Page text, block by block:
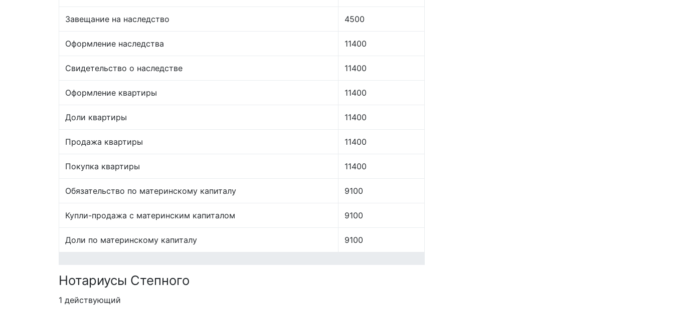
Завещание на наследство 4500
Оформление наследства 11400
Свидетельство о наследстве 11400
Оформление квартиры 11400
Доли квартиры 11400
Продажа квартиры 11400
Покупка квартиры 11400
Обязательство по материнскому капиталу 9100
Купли-продажа с материнским капиталом 9100
Доли по материнскому капиталу 9100
Нотариусы Степного
1 действующий